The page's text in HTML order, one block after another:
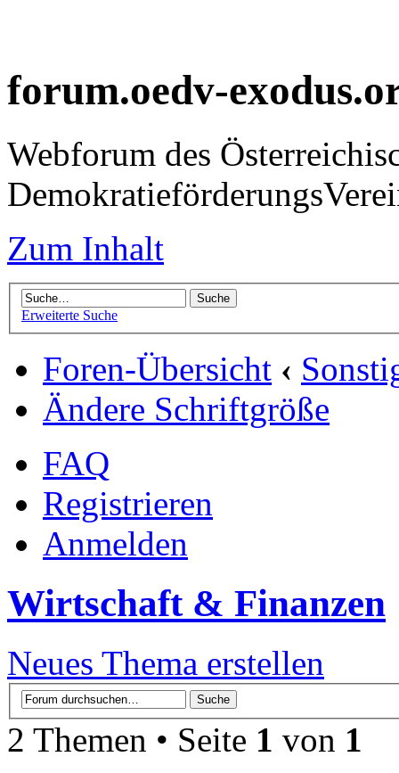
forum.oedv-
Webforum des
Zum Inhalt
Erweiterte Suche
Foren-Übersicht ‹
Ändere Schriftgröße
FAQ
Registrieren
Anmelden
Wirtschaft & Finanzen
Neues Thema erstellen
2 Themen • Seite 1 von 1